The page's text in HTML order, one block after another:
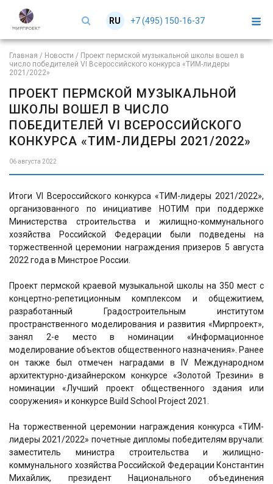
EN
RU +7 (495) 150-16-37
Главная / Новости / Проект пермской музыкальной школы вошел в
число победителей VI Всероссийского конкурса «ТИМ-лидеры
2021/2022»
ПРОЕКТ ПЕРМСКОЙ МУЗЫКАЛЬНОЙ
ШКОЛЫ ВОШЕЛ В ЧИСЛО
ПОБЕДИТЕЛЕЙ VI ВСЕРОССИЙСКОГО
КОНКУРСА «ТИМ-ЛИДЕРЫ 2021/2022»
06 августа 2022
Итоги VI Всероссийского конкурса «ТИМ-лидеры 2021/2022»,
организованного по инициативе НОТИМ при поддержке
Министерства строительства и жилищно-коммунального
хозяйства Российской Федерации были подведены на
торжественной церемонии награждения призеров 5 августа
2022 года в Минстрое России.
Проект пермской краевой музыкальной школы на 350 мест с
концертно-репетиционным комплексом и общежитием,
разработанный Градостроительным институтом
пространственного моделирования и развития «Мирпроект»,
занял 2-е место в номинации «Информационное
моделирование объектов общественного назначения». Ранее
он также был отмечен наградами в IV Международном
архитектурно-дизайнерском конкурсе «Золотой Трезини» в
номинации «Лучший проект общественного здания или
сооружения» и конкурсе Build School Project 2021.
На торжественной церемонии награждения конкурса «ТИМ-
лидеры 2021/2022» почетные дипломы победителям вручали:
заместитель министра строительства и жилищно-
коммунального хозяйства Российской Федерации Константин
Михайлик, президент Национального объединения